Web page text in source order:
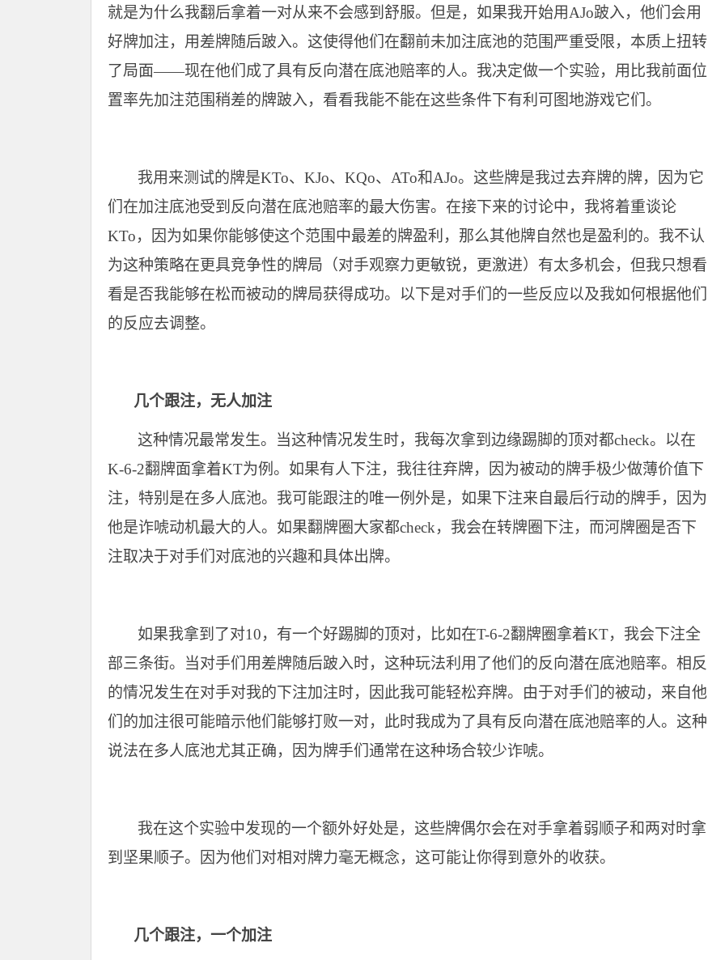
就是为什么我翻后拿着一对从来不会感到舒服。但是，如果我开始用AJo跛入，他们会用
好牌加注，用差牌随后跛入。这使得他们在翻前未加注底池的范围严重受限，本质上扭转
了局面——现在他们成了具有反向潜在底池赔率的人。我决定做一个实验，用比我前面位
置率先加注范围稍差的牌跛入，看看我能不能在这些条件下有利可图地游戏它们。
我用来测试的牌是KTo、KJo、KQo、ATo和AJo。这些牌是我过去弃牌的牌，因为它
们在加注底池受到反向潜在底池赔率的最大伤害。在接下来的讨论中，我将着重谈论
KTo，因为如果你能够使这个范围中最差的牌盈利，那么其他牌自然也是盈利的。我不认
为这种策略在更具竞争性的牌局（对手观察力更敏锐，更激进）有太多机会，但我只想看
看是否我能够在松而被动的牌局获得成功。以下是对手们的一些反应以及我如何根据他们
的反应去调整。
几个跟注，无人加注
这种情况最常发生。当这种情况发生时，我每次拿到边缘踢脚的顶对都check。以在
K-6-2翻牌面拿着KT为例。如果有人下注，我往往弃牌，因为被动的牌手极少做薄价值下
注，特别是在多人底池。我可能跟注的唯一例外是，如果下注来自最后行动的牌手，因为
他是诈唬动机最大的人。如果翻牌圈大家都check，我会在转牌圈下注，而河牌圈是否下
注取决于对手们对底池的兴趣和具体出牌。
如果我拿到了对10，有一个好踢脚的顶对，比如在T-6-2翻牌圈拿着KT，我会下注全
部三条街。当对手们用差牌随后跛入时，这种玩法利用了他们的反向潜在底池赔率。相反
的情况发生在对手对我的下注加注时，因此我可能轻松弃牌。由于对手们的被动，来自他
们的加注很可能暗示他们能够打败一对，此时我成为了具有反向潜在底池赔率的人。这种
说法在多人底池尤其正确，因为牌手们通常在这种场合较少诈唬。
我在这个实验中发现的一个额外好处是，这些牌偶尔会在对手拿着弱顺子和两对时拿
到坚果顺子。因为他们对相对牌力毫无概念，这可能让你得到意外的收获。
几个跟注，一个加注